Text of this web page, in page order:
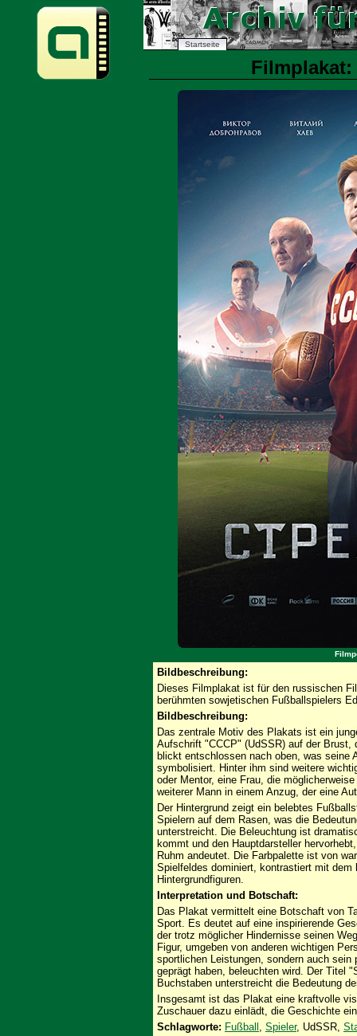
Startseite
Filmplakat:
Bildbeschreibung:
Dieses Filmplakat ist für den russischen
berühmten sowjetischen Fußballspielers
Bildbeschreibung:
Das zentrale Motiv des Plakats ist ein
Aufschrift "СССР" (UdSSR) auf der Brust,
blickt entschlossen nach oben, was seine
symbolisiert. Hinter ihm sind weitere
oder Mentor, eine Frau, die
weiterer Mann in einem Anzug, der eine
Der Hintergrund zeigt ein belebtes
Spielern auf dem Rasen, was die
unterstreicht. Die Beleuchtung ist
kommt und den Hauptdarsteller
Ruhm andeutet. Die Farbpalette ist von
Spielfeldes dominiert, kontrastiert mit dem
Hintergrundfiguren.
Interpretation und Botschaft:
Das Plakat vermittelt eine Botschaft von
Sport. Es deutet auf eine inspirierende
der trotz möglicher Hindernisse seinen
Figur, umgeben von anderen wichtigen
sportlichen Leistungen, sondern auch
geprägt haben, beleuchten wird. Der Titel
Buchstaben unterstreicht die Bedeutung
Insgesamt ist das Plakat eine kraftvolle
Zuschauer dazu einlädt, die Geschichte
Schlagworte: Fußball , Spieler, UdSSR,